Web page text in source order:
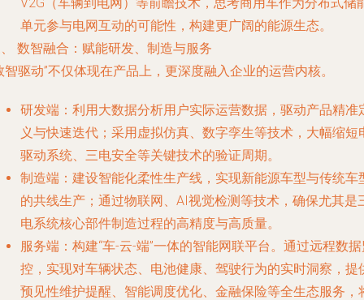
单元参与电网互动的可能性，构建更广阔的能源生态。
数智融合：赋能研发、制造与服务
智驱动”不仅体现在产品上，更深度融入企业的运营内核。
研发端 ：利用大数据分析用户实际运营数据，驱动产品精准
义与快速迭代；采用虚拟仿真、数字孪生等技术，大幅缩短
驱动系统、三电安全等关键技术的验证周期。
制造端 ：建设智能化柔性生产线，实现新能源车型与传统车
的共线生产；通过物联网、AI视觉检测等技术，确保尤其是
电系统核心部件制造过程的高精度与高质量。
服务端 ：构建“车-云-端”一体的智能网联平台。通过远程数
控，实现对车辆状态、电池健康、驾驶行为的实时洞察，提
预见性维护提醒、智能调度优化、金融保险等全生态服务，